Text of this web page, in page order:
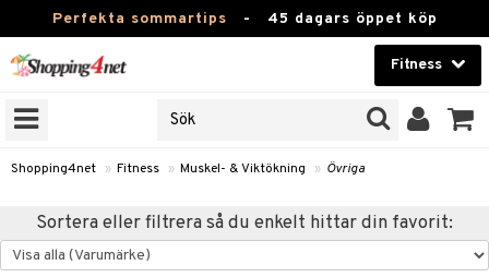
Perfekta sommartips - 45 dagars öppet köp
Fitness
Skönhet
Kontaktlinser
Apotek
Shopping4net » Fitness » Muskel- & Viktökning » Övriga
Sortera eller filtrera så du enkelt hittar din favorit: